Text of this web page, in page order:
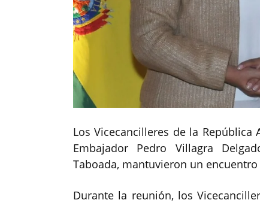
Los Vicecancilleres de la
Embajador Pedro Villagra
Taboada, mantuvieron un
Durante la reunión, los